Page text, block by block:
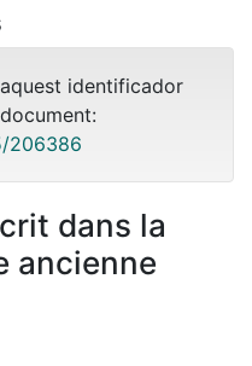
identificador
206386
dans la
ancienne